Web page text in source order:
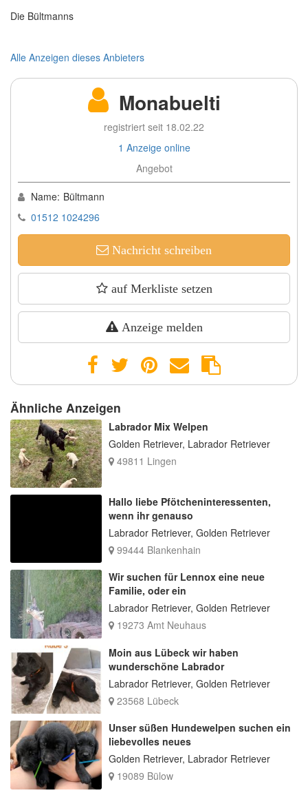
Die Bültmanns
Alle Anzeigen dieses Anbieters
Monabuelti
registriert seit 18.02.22
1 Anzeige online
Angebot
Name: Bültmann
01512 1024296
Nachricht schreiben
auf Merkliste setzen
Anzeige melden
Ähnliche Anzeigen
Labrador Mix Welpen
Golden Retriever, Labrador Retriever
49811 Lingen
Hallo liebe Pfötcheninteressenten,
wenn ihr genauso
Labrador Retriever, Golden Retriever
99444 Blankenhain
Wir suchen für Lennox eine neue
Familie, oder ein
Labrador Retriever, Golden Retriever
19273 Amt Neuhaus
Moin aus Lübeck wir haben
wunderschöne Labrador
Labrador Retriever, Golden Retriever
23568 Lübeck
Unser süßen Hundewelpen suchen ein
liebevolles neues
Golden Retriever, Labrador Retriever
19089 Bülow